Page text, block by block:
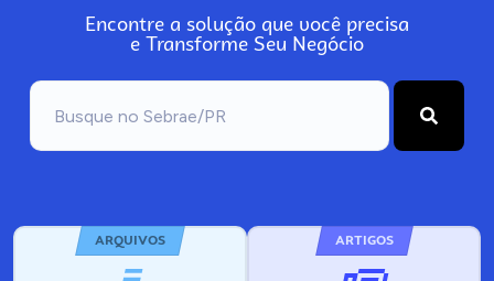
Encontre a solução que você precisa
e Transforme Seu Negócio
ARQUIVOS ARTIGOS